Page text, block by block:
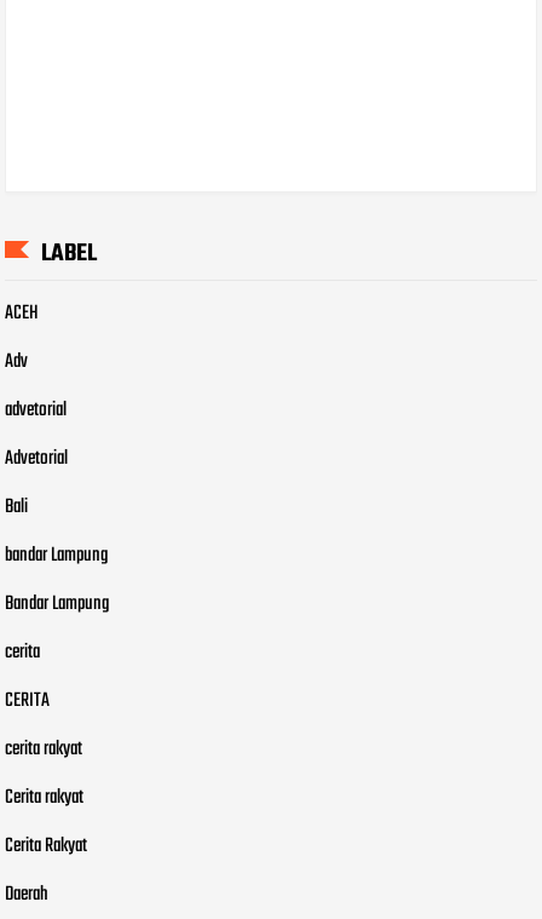
LABEL
ACEH
Adv
advetorial
Advetorial
Bali
bandar Lampung
Bandar Lampung
cerita
CERITA
cerita rakyat
Cerita rakyat
Cerita Rakyat
Daerah